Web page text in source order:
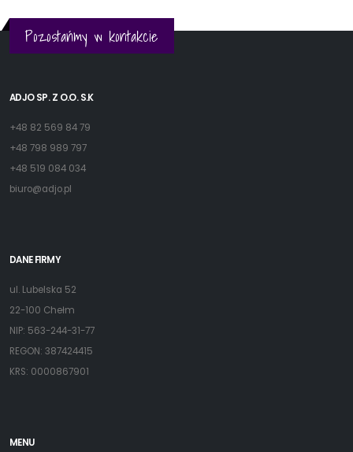
Pozostańmy w kontakcie
ADJO SP. Z O.O. S.K
+48 82 569 84 79
+48 798 989 797
+48 519 084 034
biuro@adjo.pl
DANE FIRMY
ul. Lubelska 52
22-100 Chełm
NIP: 563-244-31-77
REGON: 387424415
KRS: 0000867901
MENU